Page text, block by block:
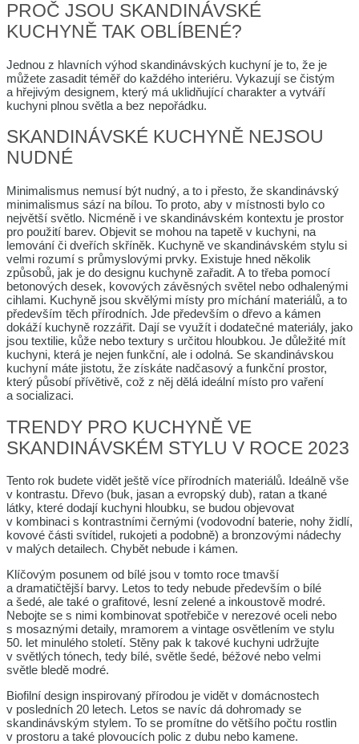
PROČ JSOU SKANDINÁVSKÉ
KUCHYNĚ TAK OBLÍBENÉ?
Jednou z hlavních výhod skandinávských kuchyní je to, že je
můžete zasadit téměř do každého interiéru. Vykazují se čistým
a hřejivým designem, který má uklidňující charakter a vytváří
kuchyni plnou světla a bez nepořádku.
SKANDINÁVSKÉ KUCHYNĚ NEJSOU
NUDNÉ
Minimalismus nemusí být nudný, a to i přesto, že skandinávský
minimalismus sází na bílou. To proto, aby v místnosti bylo co
největší světlo. Nicméně i ve skandinávském kontextu je prostor
pro použití barev. Objevit se mohou na tapetě v kuchyni, na
lemování či dveřích skříněk. Kuchyně ve skandinávském stylu si
velmi rozumí s průmyslovými prvky. Existuje hned několik
způsobů, jak je do designu kuchyně zařadit. A to třeba pomocí
betonových desek, kovových závěsných světel nebo odhalenými
cihlami. Kuchyně jsou skvělými místy pro míchání materiálů, a to
především těch přírodních. Jde především o dřevo a kámen
dokáží kuchyně rozzářit. Dají se využít i dodatečné materiály, jako
jsou textilie, kůže nebo textury s určitou hloubkou. Je důležité mít
kuchyni, která je nejen funkční, ale i odolná. Se skandinávskou
kuchyní máte jistotu, že získáte nadčasový a funkční prostor,
který působí přívětivě, což z něj dělá ideální místo pro vaření
a socializaci.
TRENDY PRO KUCHYNĚ VE
SKANDINÁVSKÉM STYLU V ROCE 2023
Tento rok budete vidět ještě více přírodních materiálů. Ideálně vše
v kontrastu. Dřevo (buk, jasan a evropský dub), ratan a tkané
látky, které dodají kuchyni hloubku, se budou objevovat
v kombinaci s kontrastními černými (vodovodní baterie, nohy židlí,
kovové části svítidel, rukojeti a podobně) a bronzovými nádechy
v malých detailech. Chybět nebude i kámen.
Klíčovým posunem od bílé jsou v tomto roce tmavší
a dramatičtější barvy. Letos to tedy nebude především o bílé
a šedé, ale také o grafitové, lesní zelené a inkoustově modré.
Nebojte se s nimi kombinovat spotřebiče v nerezové oceli nebo
s mosaznými detaily, mramorem a vintage osvětlením ve stylu
50. let minulého století. Stěny pak k takové kuchyni udržujte
v světlých tónech, tedy bílé, světle šedé, béžové nebo velmi
světle bledě modré.
Biofilní design inspirovaný přírodou je vidět v domácnostech
v posledních 20 letech. Letos se navíc dá dohromady se
skandinávským stylem. To se promítne do většího počtu rostlin
v prostoru a také plovoucích polic z dubu nebo kamene.